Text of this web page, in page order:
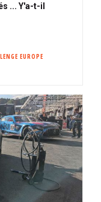
... Y'a-t-il
EUROPE